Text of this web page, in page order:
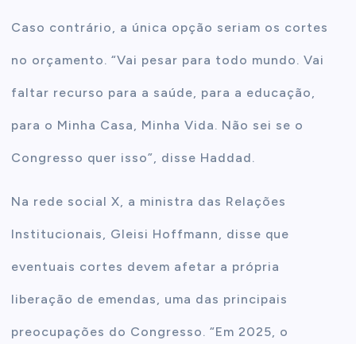
Caso contrário, a única opção seriam os cortes
no orçamento. “Vai pesar para todo mundo. Vai
faltar recurso para a saúde, para a educação,
para o Minha Casa, Minha Vida. Não sei se o
Congresso quer isso”, disse Haddad.
Na rede social X, a ministra das Relações
Institucionais, Gleisi Hoffmann, disse que
eventuais cortes devem afetar a própria
liberação de emendas, uma das principais
preocupações do Congresso. “Em 2025, o